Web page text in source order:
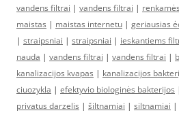
vandens filtrai | vandens filtrai |
maistas | maistas internetu | geriausias
| straipsniai | straipsniai | ieskantiems
nauda | vandens filtrai | vandens filtrai |
kanalizacijos kvapas | kanalizacijos
ciuozykla | efektyvio biologinės bakterijos
privatus darzelis | šiltnamiai | siltnamiai |